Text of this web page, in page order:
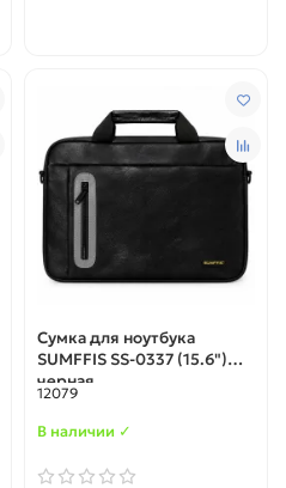
Сумка для ноутбука
SUMFFIS SS-0337 (15.6")
черная
12079
В наличии ✓